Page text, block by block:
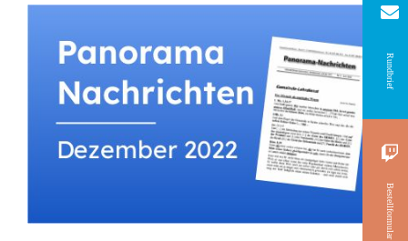
Rundbrief
Bestellformular